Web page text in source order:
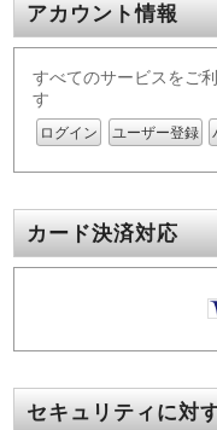
アカウント情報
すべてのサービスをご
す
ログイン ユーザー登録
カード決済対応
セキュリティに対